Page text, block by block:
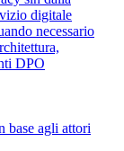
digitale
necessario
DPO
base agli attori